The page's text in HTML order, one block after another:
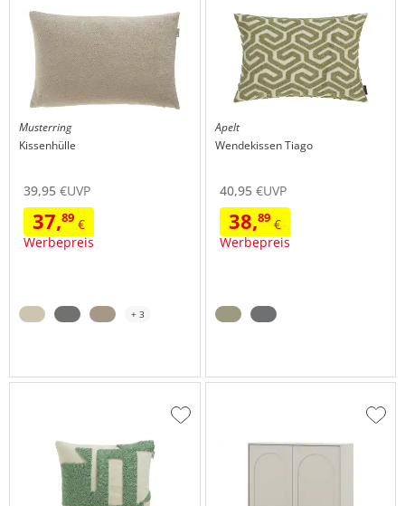
Musterring
Kissenhülle
39,95 €UVP
37,89 €
Werbepreis
+ 3
hinzufügen
Apelt
WendekissenTiago
40,95€UVP
38,89€
Werbepreis
Zur
Zur